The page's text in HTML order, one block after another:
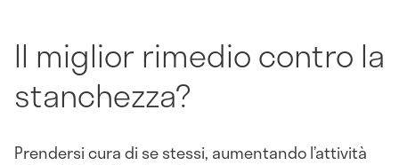
Il miglior rimedio contro la
stanchezza?
Prendersi cura di se stessi, aumentando l’attività